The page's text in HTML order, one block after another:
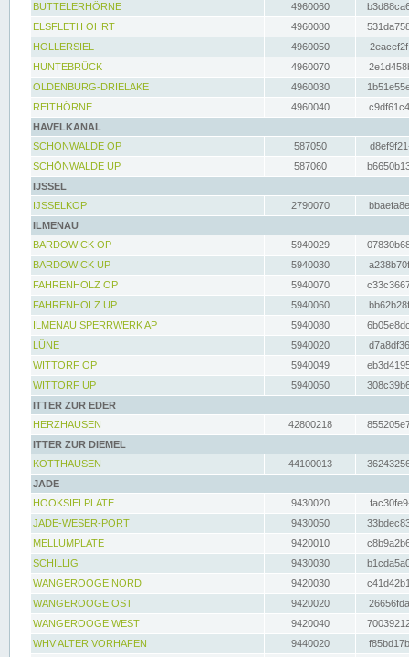
BUTTELERHÖRNE
4960060
ELSFLETH OHRT
4960080
HOLLERSIEL
4960050
HUNTEBRÜCK
4960070
OLDENBURG-DRIELAKE
4960030
REITHÖRNE
4960040
HAVELKANAL
SCHÖNWALDE OP
587050
SCHÖNWALDE UP
587060
IJSSEL
IJSSELKOP
2790070
ILMENAU
BARDOWICK OP
5940029
BARDOWICK UP
5940030
FAHRENHOLZ OP
5940070
FAHRENHOLZ UP
5940060
ILMENAU SPERRWERK AP
5940080
LÜNE
5940020
WITTORF OP
5940049
WITTORF UP
5940050
ITTER ZUR EDER
HERZHAUSEN
42800218
ITTER ZUR DIEMEL
KOTTHAUSEN
44100013
JADE
HOOKSIELPLATE
9430020
JADE-WESER-PORT
9430050
MELLUMPLATE
9420010
SCHILLIG
9430030
WANGEROOGE NORD
9420030
WANGEROOGE OST
9420020
WANGEROOGE WEST
9420040
WHV ALTER VORHAFEN
9440020